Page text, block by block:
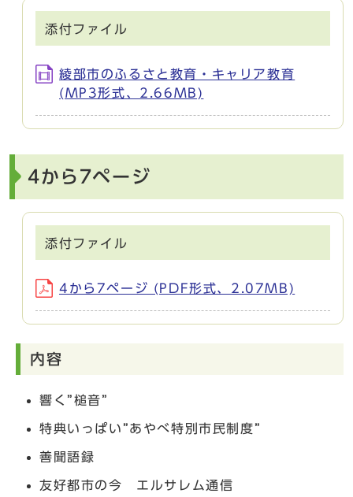
添付ファイル
綾部市のふるさと教育・キャリア教育
(MP3形式、2.66MB)
4から7ページ
添付ファイル
4から7ページ (PDF形式、2.07MB)
内容
響く”槌音”
特典いっぱい”あやべ特別市民制度”
善聞語録
友好都市の今 エルサレム通信